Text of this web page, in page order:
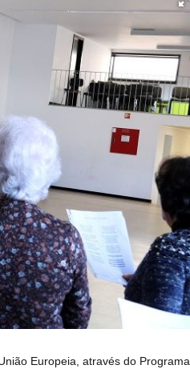
Europeia, através do Programa